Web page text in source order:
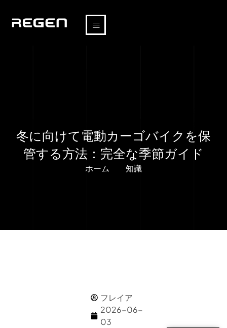
冬に向けて電動カーゴバイクを保
管する方法：完全な季節ガイド
ホーム 知識
フレイア
2026-06-
03